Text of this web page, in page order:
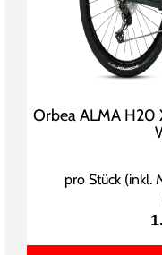
Orbea ALMA H20
pro Stück (inkl.